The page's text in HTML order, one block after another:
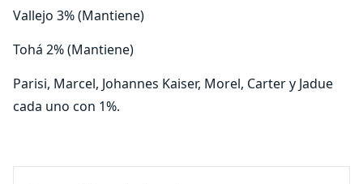
Vallejo 3% (Mantiene)
Tohá 2% (Mantiene)
Parisi, Marcel, Johannes Kaiser, Morel, Carter y Jadue
cada uno con 1%.